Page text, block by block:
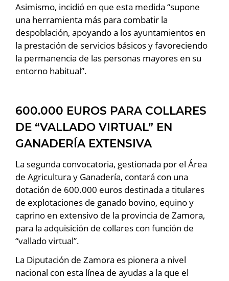
Asimismo, incidió en que esta medida “supone
una herramienta más para combatir la
despoblación, apoyando a los ayuntamientos en
la prestación de servicios básicos y favoreciendo
la permanencia de las personas mayores en su
entorno habitual”.
600.000 EUROS PARA COLLARES
DE “VALLADO VIRTUAL” EN
GANADERÍA EXTENSIVA
La segunda convocatoria, gestionada por el Área
de Agricultura y Ganadería, contará con una
dotación de 600.000 euros destinada a titulares
de explotaciones de ganado bovino, equino y
caprino en extensivo de la provincia de Zamora,
para la adquisición de collares con función de
“vallado virtual”.
La Diputación de Zamora es pionera a nivel
nacional con esta línea de ayudas a la que el